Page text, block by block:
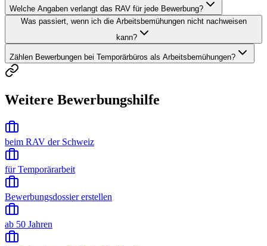
Welche Angaben verlangt das RAV für jede Bewerbung?
Was passiert, wenn ich die Arbeitsbemühungen nicht nachweisen
kann?
Zählen Bewerbungen bei Temporärbüros als Arbeitsbemühungen?
Weitere Bewerbungshilfe
beim RAV der Schweiz
für Temporärarbeit
Bewerbungsdossier erstellen
ab 50 Jahren